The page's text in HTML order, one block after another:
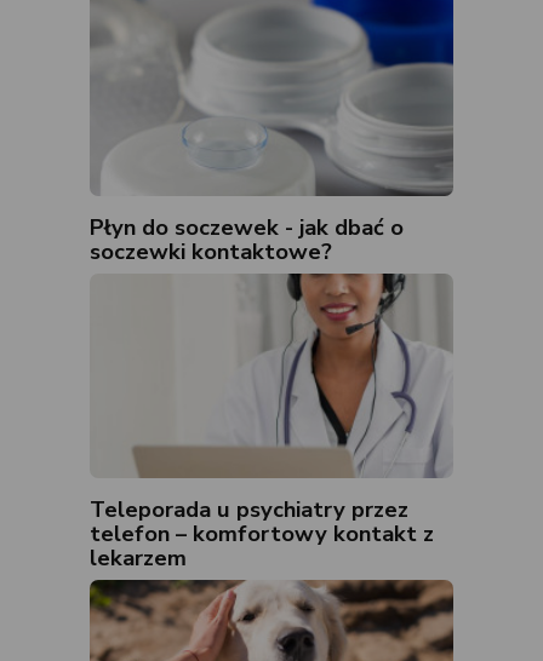
Płyn do soczewek - jak dbać o
soczewki kontaktowe?
Teleporada u psychiatry przez
telefon – komfortowy kontakt z
lekarzem